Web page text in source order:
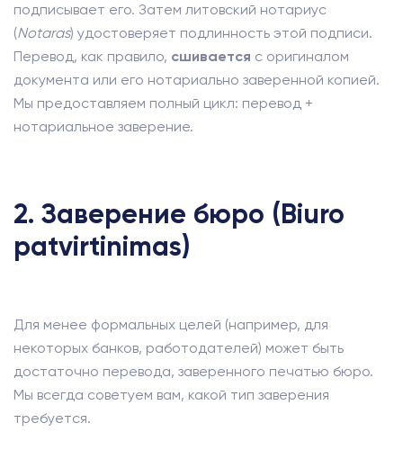
подписывает его. Затем литовский нотариус
(Notaras) удостоверяет подлинность этой подписи.
Перевод, как правило, сшивается с оригиналом
документа или его нотариально заверенной копией.
Мы предоставляем полный цикл: перевод +
нотариальное заверение.
2. Заверение бюро (Biuro
patvirtinimas)
Для менее формальных целей (например, для
некоторых банков, работодателей) может быть
достаточно перевода, заверенного печатью бюро.
Мы всегда советуем вам, какой тип заверения
требуется.